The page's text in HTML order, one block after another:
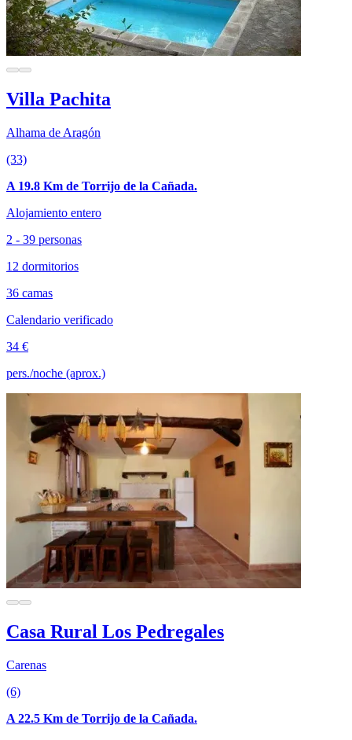
Villa Pachita
Alhama de Aragón
(33)
A 19.8 Km de Torrijo de la Cañada.
Alojamiento entero
2 - 39 personas
12 dormitorios
36 camas
Calendario verificado
34 €
pers./noche (aprox.)
Casa Rural Los Pedregales
Carenas
(6)
A 22.5 Km de Torrijo de la Cañada.